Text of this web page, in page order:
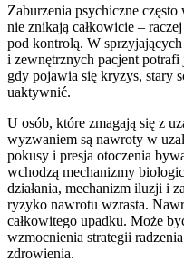
Zaburzenia psychiczne
nie znikają całkowicie –
pod kontrolą. W
i zewnętrznych pacjent potrafi
gdy pojawia się kryzys, stary
uaktywnić.
U osób, które zmagają się z
wyzwaniem są nawroty w
pokusy i presja otoczenia
wchodzą mechanizmy
działania, mechanizm iluzji i
ryzyko nawrotu wzrasta.
całkowitego upadku. Może
wzmocnienia strategii
zdrowienia.